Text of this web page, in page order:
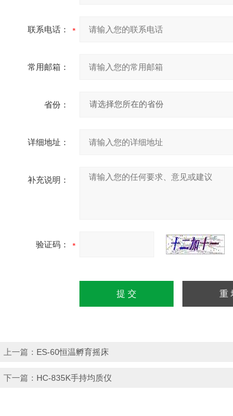
联系电话：
常用邮箱：
省份：
详细地址：
补充说明：
验证码：
上一篇： ES-60恒温孵育摇床
下一篇： HC-835K手持均质仪